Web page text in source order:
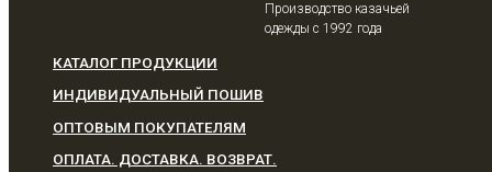
Производство казачьей
одежды с 1992 года
КАТАЛОГ ПРОДУКЦИИ
ИНДИВИДУАЛЬНЫЙ ПОШИВ
ОПТОВЫМ ПОКУПАТЕЛЯМ
ОПЛАТА. ДОСТАВКА. ВОЗВРАТ.